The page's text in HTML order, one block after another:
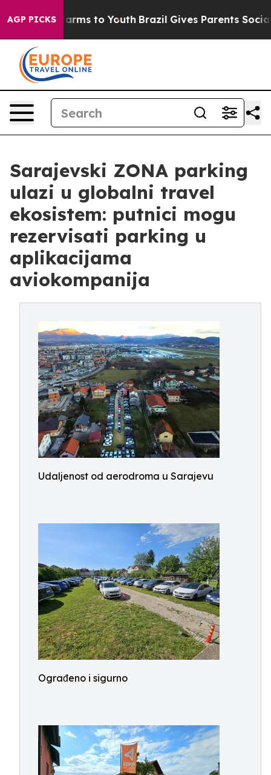
AGP PICKS
Harms to Youth Brazil Gives Parents Social
Sarajevski ZONA parking
ulazi u globalni travel
ekosistem: putnici mogu
rezervisati parking u
aplikacijama
aviokompanija
Udaljenost od aerodroma u Sarajevu
Ograđeno i sigurno